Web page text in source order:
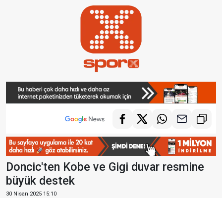
Doncic'ten Kobe ve Gigi duvar resmine
büyük destek
30 Nisan 2025 15:10